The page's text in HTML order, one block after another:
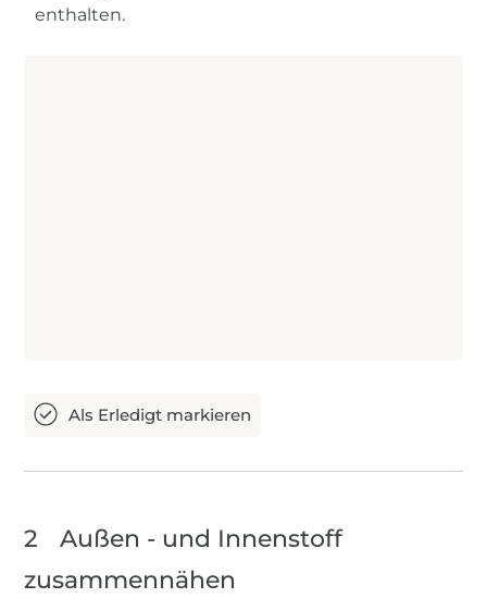
enthalten.
2
Außen - und Innenstoff
zusammennähen